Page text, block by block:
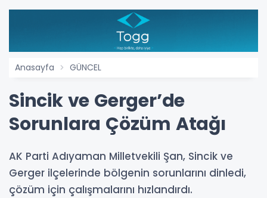
Anasayfa GÜNCEL
Sincik ve Gerger’de
Sorunlara Çözüm Atağı
AK Parti Adıyaman Milletvekili Şan, Sincik ve
Gerger ilçelerinde bölgenin sorunlarını dinledi,
çözüm için çalışmalarını hızlandırdı.